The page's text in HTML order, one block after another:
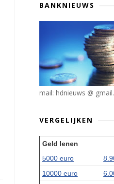
BANKNIEUWS
mail: hdnieuws @
VERGELIJKEN
Geld lenen
5000 euro
10000 euro